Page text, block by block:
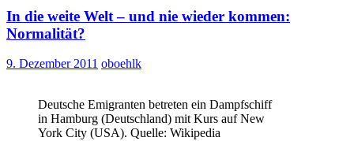
In die weite Welt – und nie wieder kommen:
Normalität?
9. Dezember 2011 oboehlk
Deutsche Emigranten betreten ein Dampfschiff
in Hamburg (Deutschland) mit Kurs auf New
York City (USA). Quelle: Wikipedia